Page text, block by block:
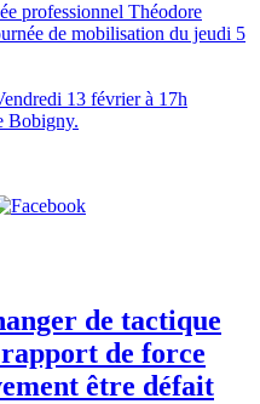
professionnel Théodore
de mobilisation du jeudi 5
13 février à 17h
Bobigny.
de tactique
de force
être défait